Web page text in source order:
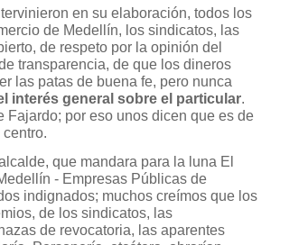
en su elaboración, todos los
de Medellín, los sindicatos, las
de respeto por la opinión del
transparencia, de que los dineros
las patas de buena fe, pero nunca
interés general sobre el particular.
Fajardo; por eso unos dicen que es de
que mandara para la luna El
- Empresas Públicas de
indignados; muchos creímos que los
de los sindicatos, las
de revocatoria, las aparentes